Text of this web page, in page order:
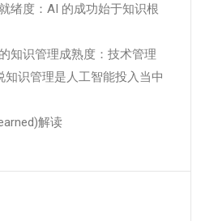
绪度：AI 的成功始于知识根
知识管理成熟度：技术管理
识管理是人工智能投入当中
解读